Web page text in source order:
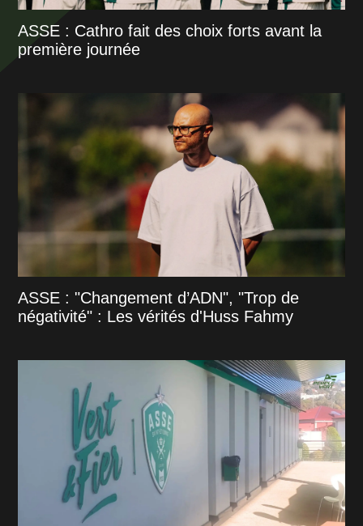
ASSE : Cathro fait des choix forts avant la
première journée
ASSE : "Changement d’ADN", "Trop de
négativité" : Les vérités d'Huss Fahmy